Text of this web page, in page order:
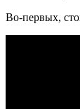
Во-первых,